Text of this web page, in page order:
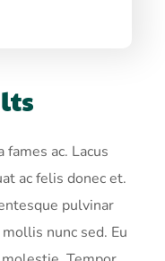
ac. Lacus
ac felis donec et.
pulvinar
nunc sed. Eu